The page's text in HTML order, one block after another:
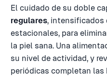
El cuidado de su doble
regulares, intensificados
estacionales, para
la piel sana. Una
su nivel de actividad, y
periódicas completan las